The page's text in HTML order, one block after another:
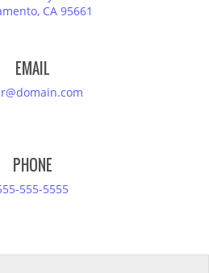
CA 95661
EMAIL
PHONE
555-5555